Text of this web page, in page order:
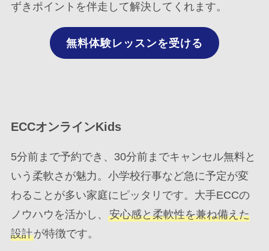
ずきポイントを伴走して解決してくれます。
無料体験レッスンを受ける
ECCオンラインKids
5分前まで予約でき、30分前までキャンセル無料と
いう柔軟さが魅力。小学校行事など急に予定が変
わることが多い家庭にピッタリです。大手ECCの
ノウハウを活かし、 安心感と柔軟性を兼ね備えた
設計が特徴です。